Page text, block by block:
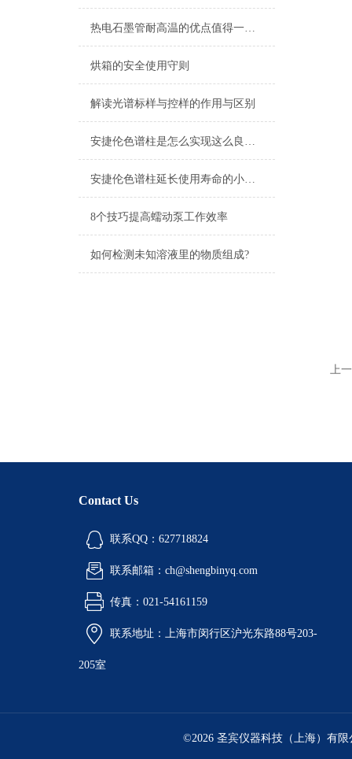
热电石墨管耐高温的优点值得一提！
烘箱的安全使用守则
解读光谱标样与控样的作用与区别
安捷伦色谱柱是怎么实现这么良好的性能的？
安捷伦色谱柱延长使用寿命的小技巧
8个技巧提高蠕动泵工作效率
如何检测未知溶液里的物质组成?
上
Contact Us
联系QQ：627718824
联系邮箱：ch@shengbinyq.com
传真：021-54161159
联系地址：上海市闵行区沪光东路88号203-
205室
©2026 圣宾仪器科技（上海）有